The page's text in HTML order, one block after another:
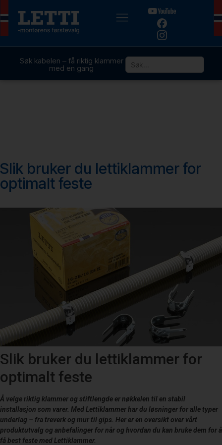
Søk kabelen – få riktig klammer
med en gang
Slik bruker du lettiklammer for
optimalt feste
Slik bruker du lettiklammer for
optimalt feste
Å velge riktig klammer og stiftlengde er nøkkelen til en stabil
installasjon som varer. Med Lettiklammer har du løsninger for alle typer
underlag – fra treverk og mur til gips. Her er en oversikt over vårt
produktutvalg og anbefalinger for når og hvordan du kan bruke dem for å
få best feste med Lettiklammer.